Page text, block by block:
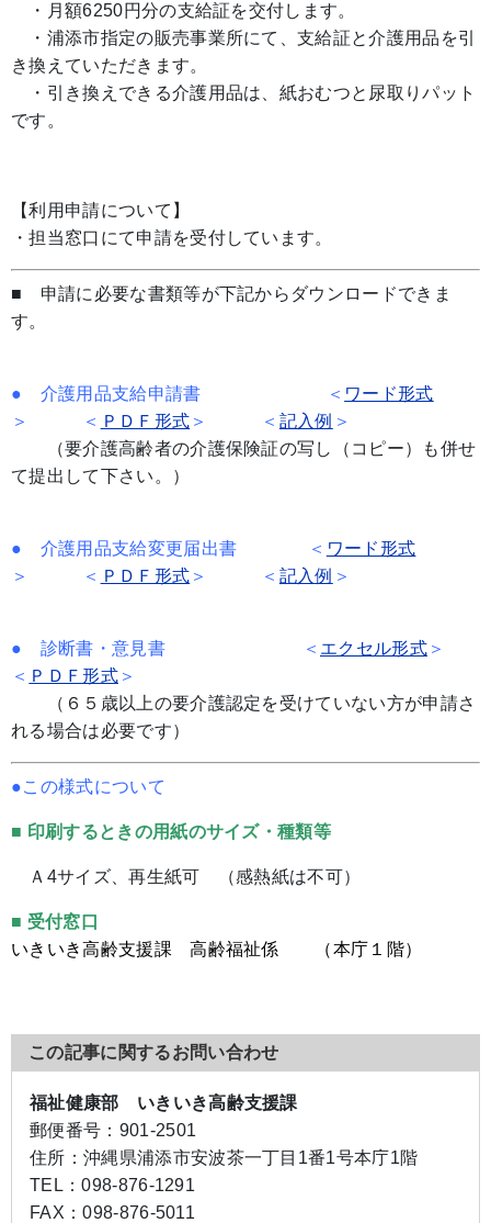
・月額6250円分の支給証を交付します。
・浦添市指定の販売事業所にて、支給証と介護用品を引
き換えていただきます。
・引き換えできる介護用品は、紙おむつと尿取りパット
です。
【利用申請について】
・担当窓口にて申請を受付しています。
■ 申請に必要な書類等が下記からダウンロードできま
す。
● 介護用品支給申請書 ＜ ワード形式
＞
＜ ＰＤＦ形式 ＞ ＜ 記入例 ＞
（要介護高齢者の介護保険証の写し（コピー）も併せ
て提出して下さい。）
● 介護用品支給変更届出書 ＜ ワード形式
＞ ＜ ＰＤＦ形式 ＞ ＜ 記入例 ＞
● 診断書・意見書 ＜ エクセル形式＞
＜ ＰＤＦ形式＞
（６５歳以上の要介護認定を受けていない方が申請さ
れる場合は必要です）
●この様式について
■ 印刷するときの用紙のサイズ・種類等
Ａ4サイズ、再生紙可 （感熱紙は不可）
■ 受付窓口
いきいき高齢支援課 高齢福祉係 （本庁１階）
この記事に関するお問い合わせ
福祉健康部 いきいき高齢支援課
郵便番号： 901-2501
住所： 沖縄県浦添市安波茶一丁目1番1号本庁1階
TEL：098-876-1291
FAX：098-876-5011